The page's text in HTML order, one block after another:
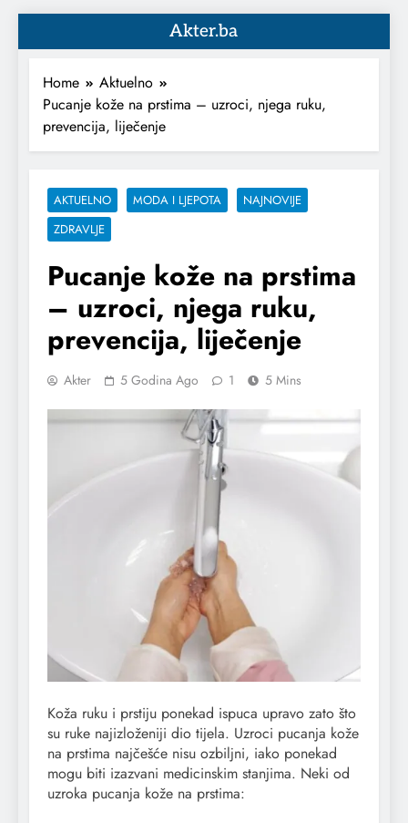
Akter.ba
Home
Aktuelno
Pucanje kože na prstima – uzroci, njega ruku,
prevencija, liječenje
AKTUELNO MODA I LJEPOTA
NAJNOVIJE
ZDRAVLJE
Pucanje kože na prstima
– uzroci, njega ruku,
prevencija, liječenje
Akter 5 Godina Ago 1 5 Mins
Koža ruku i prstiju ponekad ispuca upravo zato što
su ruke najizloženiji dio tijela. Uzroci pucanja kože
na prstima najčešće nisu ozbiljni, iako ponekad
mogu biti izazvani medicinskim stanjima. Neki od
uzroka pucanja kože na prstima: